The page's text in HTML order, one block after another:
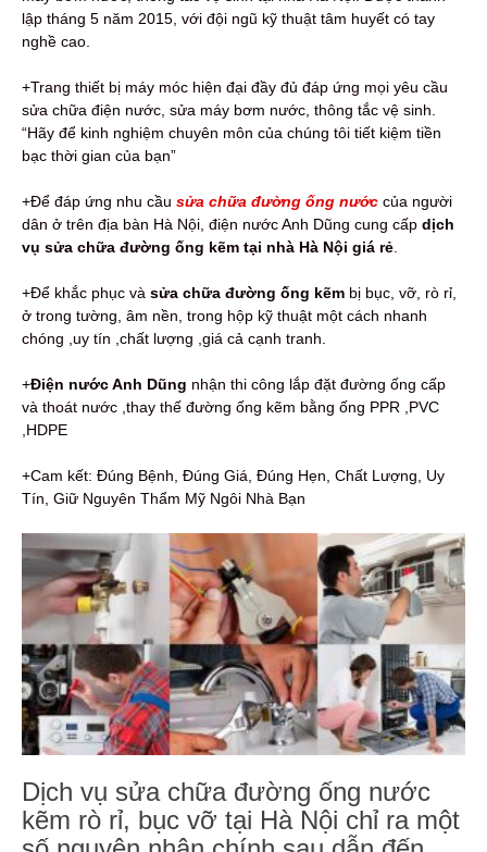
lập tháng 5 năm 2015, với đội ngũ kỹ thuật tâm huyết có tay
nghề cao.
+Trang thiết bị máy móc hiện đại đầy đủ đáp ứng mọi yêu cầu
sửa chữa điện nước, sửa máy bơm nước, thông tắc vệ sinh.
“Hãy để kinh nghiệm chuyên môn của chúng tôi tiết kiệm tiền
bạc thời gian của bạn”
+Để đáp ứng nhu cầu sửa chữa đường ống nước của người
dân ở trên địa bàn Hà Nội, điện nước Anh Dũng cung cấp dịch
vụ sửa chữa đường ống kẽm tại nhà Hà Nội giá rẻ
+Để khắc phục và sửa chữa đường ống kẽm bị bục, vỡ, rò rỉ,
ở trong tường, âm nền, trong hộp kỹ thuật một cách nhanh
chóng ,uy tín ,chất lượng ,giá cả cạnh tranh.
+Điện nước Anh Dũng nhận thi công lắp đặt đường ống cấp
và thoát nước ,thay thế đường ống kẽm bằng ống PPR ,PVC
,HDPE
+Cam kết: Đúng Bệnh, Đúng Giá, Đúng Hẹn, Chất Lượng, Uy
Tín, Giữ Nguyên Thẩm Mỹ Ngôi Nhà Bạn
Dịch vụ sửa chữa đường ống nước
kẽm rò rỉ, bục vỡ tại Hà Nội chỉ ra một